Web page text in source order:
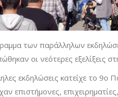
των παράλληλων
οι νεότερες εξελίξεις
εκδηλώσεις κατείχε το 9ο
επιστήμονες,